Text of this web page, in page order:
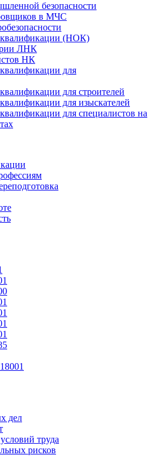
безопасности
в МЧС
квалификации (НОК)
ЛНК
НК
для
для строителей
для изыскателей
для специалистов на
дел
труда
рисков